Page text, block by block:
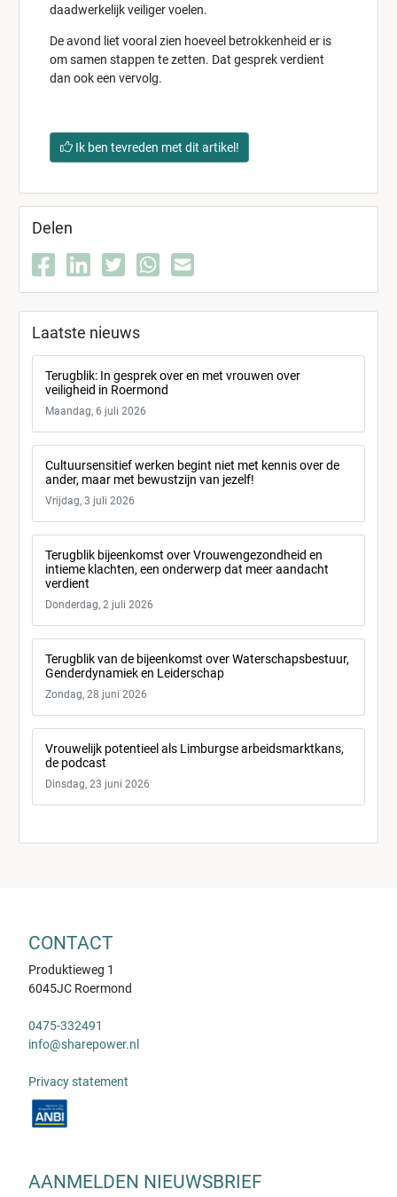
daadwerkelijk veiliger voelen.
De avond liet vooral zien hoeveel betrokkenheid er is
om samen stappen te zetten. Dat gesprek verdient
dan ook een vervolg.
Ik ben tevreden met dit artikel!
Delen
Laatste nieuws
Terugblik: In gesprek over en met vrouwen over
veiligheid in Roermond
Maandag, 6 juli 2026
Cultuursensitief werken begint niet met kennis over de
ander, maar met bewustzijn van jezelf!
Vrijdag, 3 juli 2026
Terugblik bijeenkomst over Vrouwengezondheid en
intieme klachten, een onderwerp dat meer aandacht
verdient
Donderdag, 2 juli 2026
Terugblik van de bijeenkomst over Waterschapsbestuur,
Genderdynamiek en Leiderschap
Zondag, 28 juni 2026
Vrouwelijk potentieel als Limburgse arbeidsmarktkans,
de podcast
Dinsdag, 23 juni 2026
CONTACT
Produktieweg 1
6045JC Roermond
0475-332491
info@sharepower.nl
Privacy statement
AANMELDEN NIEUWSBRIEF